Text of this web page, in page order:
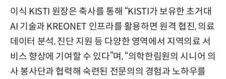
이식 KISTI 원장은 축사를 통해 “KISTI가 보유한 초거대
AI 기술과 KREONET 인프라를 활용하면 원격 협진, 의료
데이터 분석, 진단 지원 등 다양한 영역에서 지역의료 서
비스 향상에 기여할 수 있다”며, “의학한림원의 시니어 의
사 봉사단과 협력해 숙련된 전문의의 경험과 노하우를